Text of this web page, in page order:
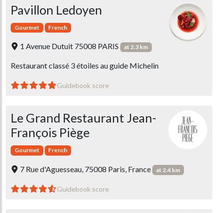
Pavillon Ledoyen
Gourmet French
1 Avenue Dutuit 75008 PARIS at 2.3 km
Restaurant classé 3 étoiles au guide Michelin
Guidebook score
Le Grand Restaurant Jean-
François Piège
Gourmet French
7 Rue d'Aguesseau, 75008 Paris, France at 2.4 km
Guidebook score